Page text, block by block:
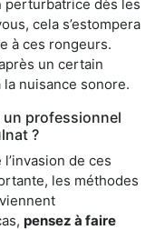
perturbatrice dès les
cela s’estompera
à ces rongeurs.
un certain
nuisance sonore.
un professionnel
?
de ces
les méthodes
pensez à faire